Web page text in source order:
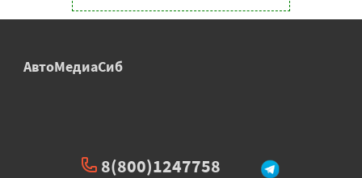
АвтоМедиаСиб
8(800)1247758